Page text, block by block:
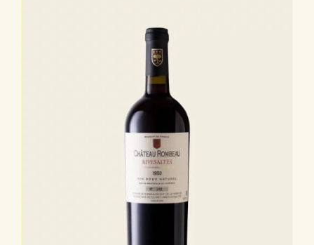
peuvent
choisies
page
produit